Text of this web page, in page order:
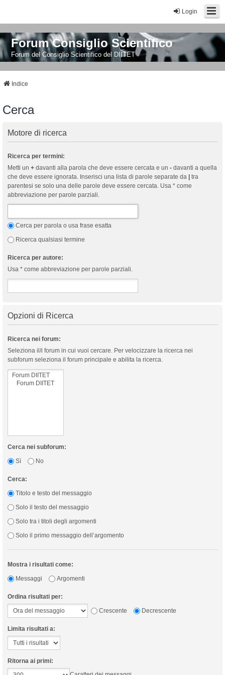
Login
Forum Consiglio Scientifico
Forum del Consiglio Scientifico del DIITET
Indice
Cerca
Motore di ricerca
Ricerca per termini:
Metti un + davanti alla parola che deve essere cercata e un - davanti a quella
che deve essere ignorata. Inserisci una lista di parole separate da
tra
parentesi se solo una delle parole deve essere cercata. Usa * come
abbreviazione per parole parziali.
Cerca per parola o usa frase esatta
Ricerca qualsiasi termine
Ricerca per autore:
Usa * come abbreviazione per parole parziali.
Opzioni di Ricerca
Ricerca nei forum:
Seleziona il/i forum in cui vuoi cercare. Per velocizzare la ricerca nei
subforum seleziona il forum principale e abilita la ricerca.
Cerca nei subforum:
Sì
No
Cerca:
Titolo e testo del messaggio
Solo il testo del messaggio
Solo tra i titoli degli argomenti
Solo il primo messaggio dell’argomento
Mostra i risultati come:
Messaggi
Argomenti
Ordina risultati per:
Crescente
Decrescente
Limita risultati a:
Ritorna ai primi: